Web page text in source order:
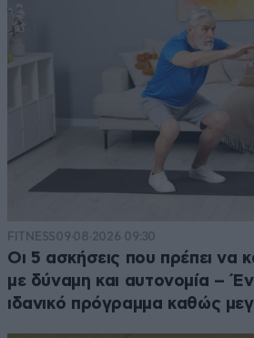
FITNESS09·08·2026 09:30
Οι 5 ασκήσεις που πρέπει να
με δύναμη και αυτονομία –
ιδανικό πρόγραμμα καθώς